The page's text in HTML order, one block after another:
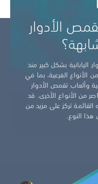
الأدوار
بشكل كبير منذ
الأنواع الفرعية، بما في
وألعاب تقمص الأدوار
من الأنواع الأخرى. قد
تركز على مزيد من
هذا النوع.